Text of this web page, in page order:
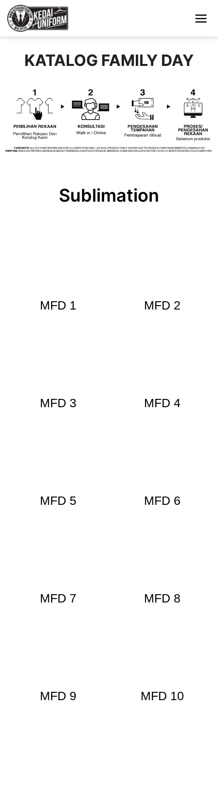
KATALOG FAMILY DAY
TAKE NOTE: ALL PICTURE SHOWN ARE FOR ILLUSTRATION ONLY. ACTUAL PRODUCT MAY DIFFER DUE TO PRODUCT ENCHANCEMENT PLUS MINUS 10%
PENTING: REKAAN TERTERA MUNGKIN SEDIKIT BERBEZA DARIPADA PRODUK SEBENAR, DISEBABKAN OLEH FAKTOR CAHAYA SKRIN TELEFON ATAU KOMPUTER.
Sublimation
MFD 1 MFD 2
MFD 3 MFD 4
MFD 5 MFD 6
MFD 7 MFD 8
MFD 9 MFD 10